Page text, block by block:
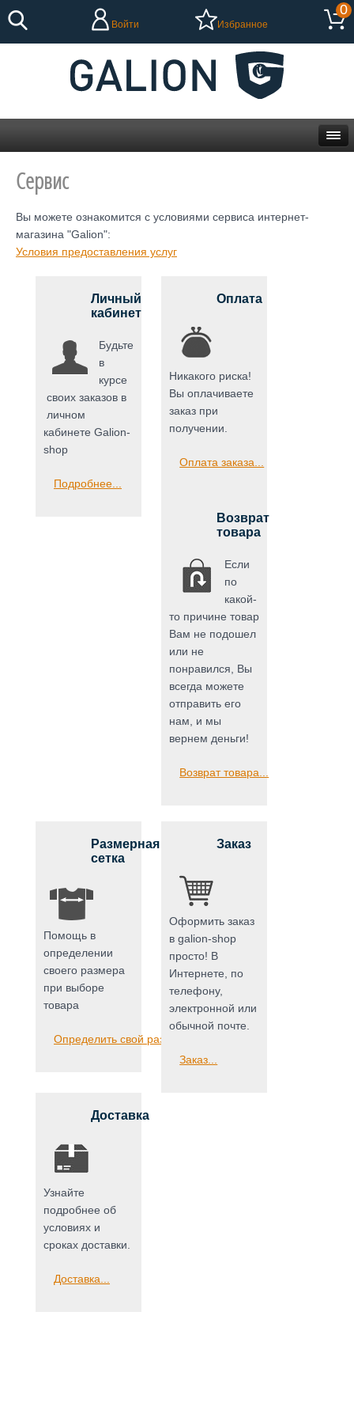
Войти Избранное
0
Сервис
Вы можете ознакомится с условиями сервиса интернет-
магазина "Galion":
Условия предоставления услуг
Личный
кабинет
Будьте
в
курсе
своих заказов в
личном
кабинете Galion-
shop
Подробнее...
Оплата
Никакого риска!
Вы оплачиваете
заказ при
получении.
Оплата заказа...
Возврат
товара
Если
по
какой-
то причине товар
Вам не подошел
или не
понравился, Вы
всегда можете
отправить его
нам, и мы
вернем деньги!
Возврат товара...
Размерная
сетка
Помощь в
определении
своего размера
при выборе
товара
Определить свой размер...
Заказ
Оформить заказ
в galion-shop
просто! В
Интернете, по
телефону,
электронной или
обычной почте.
Заказ...
Доставка
Узнайте
подробнее об
условиях и
сроках доставки.
Доставка...